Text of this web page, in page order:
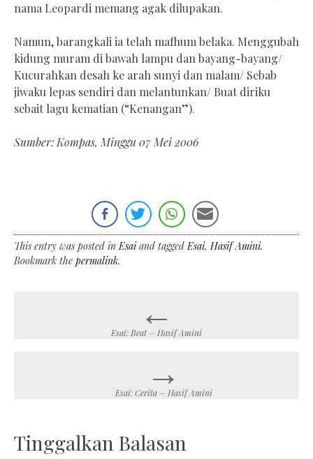
nama Leopardi memang agak dilupakan.
Namun, barangkali ia telah mafhum belaka. Menggubah
kidung muram di bawah lampu dan bayang-bayang/
Kucurahkan desah ke arah sunyi dan malam/ Sebab
jiwaku lepas sendiri dan melantunkan/ Buat diriku
sebait lagu kematian (“Kenangan”).
Sumber: Kompas, Minggu 07 Mei 2006
This entry was posted inEsaiand taggedEsai,Hasif Amini.
Bookmark the permalink.
navigation
←
Esai: Beat – Hasif Amini
→
Esai: Cerita – Hasif Amini
Tinggalkan Balasan